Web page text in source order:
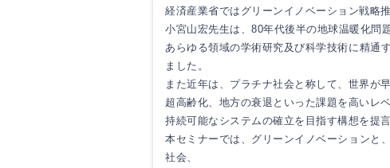
経済産業省ではグリーンイノベーション戦略
小宮山宏先生は、80年代後半の地球温暖化問
あらゆる領域の学術研究及び科学技術に精通
ました。
また近年は、プラチナ社会と称して、世界が
超高齢化、地方の衰退といった課題を高いレ
持続可能なシステムの確立を目指す構想を提
本セミナーでは、グリーンイノベーションと
社会、